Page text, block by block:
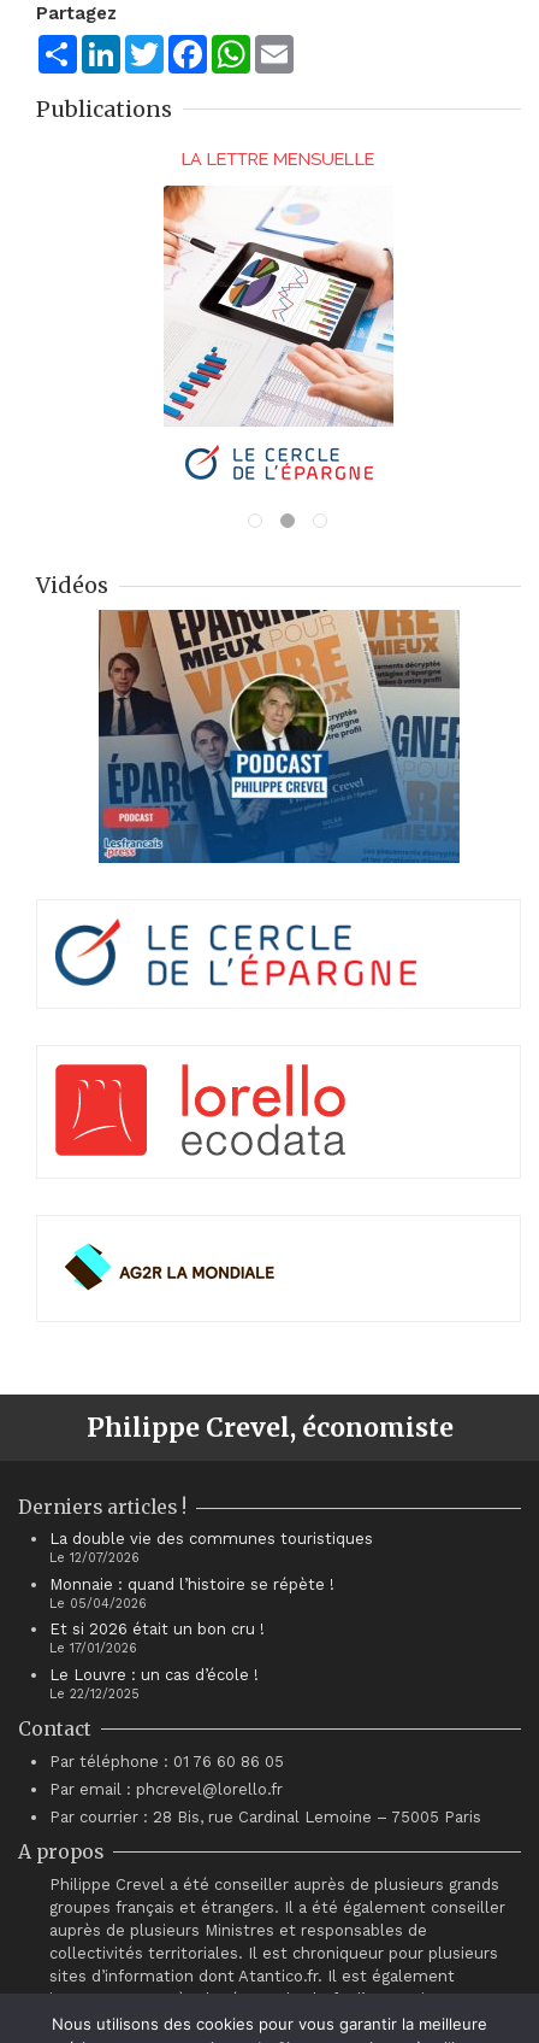
Partagez
ShareLinkedInTwitterFacebookWhatsApp
Publications
Vidéos
Philippe Crevel, économiste
Derniers articles !
La double vie des communes touristiques
Le 12/07/2026
Monnaie : quand l’histoire se répète !
Le 05/04/2026
Et si 2026 était un bon cru !
Le 17/01/2026
Le Louvre : un cas d’école !
Le 22/12/2025
Contact
Par téléphone : 01 76 60 86 05
Par email : phcrevel@lorello.fr
Par courrier : 28 Bis, rue Cardinal Lemoine – 75005 Paris
A propos
Philippe Crevel a été conseiller auprès de plusieurs grands
groupes français et étrangers. Il a été également conseiller
auprès de plusieurs Ministres et responsables de
collectivités territoriales. Il est chroniqueur pour plusieurs
sites d’information dont Atantico.fr. Il est également
intervenant auprès du réseau de chefs d’entreprises
“Association pour le Progrès du Management” (APM).
Nous utilisons des cookies pour vous garantir la meilleure